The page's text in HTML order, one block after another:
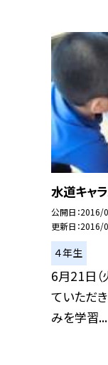
水道キャ
公開日 2016/
更新日 2016/
４年生
6月21日（
ていただ
みを学習...